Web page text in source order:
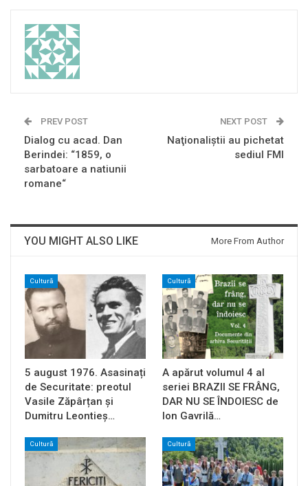
PREV POST
Dialog cu acad. Dan
Berindei: “1859, o
sarbatoare a natiunii
romane“
NEXT POST
Naţionaliştii au pichetat
sediul FMI
YOU MIGHT ALSO LIKE More From Author
Cultură
5 august 1976. Asasinați
de Securitate: preotul
Vasile Zăpârțan și
Dumitru Leontieș…
Cultură
A apărut volumul 4 al
seriei BRAZII SE FRÂNG,
DAR NU SE ÎNDOIESC de
Ion Gavrilă…
Cultură Cultură